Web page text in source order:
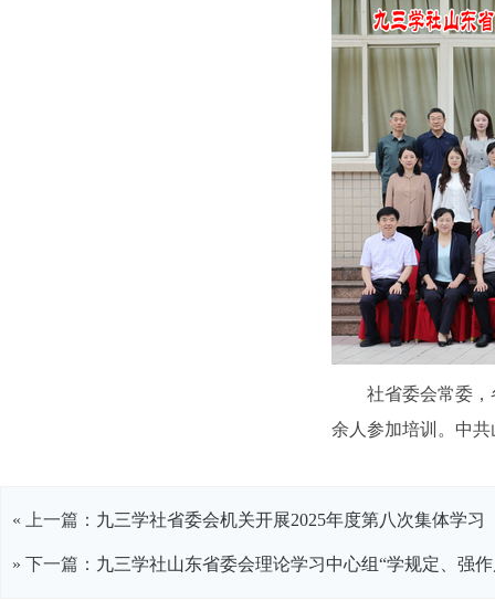
社省委会常委
余人参加培训。中
« 上一篇： 九三学社省委会机关开展2025年度第八次集体学习
» 下一篇： 九三学社山东省委会理论学习中心组“学规定、强